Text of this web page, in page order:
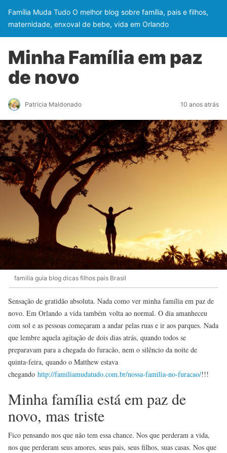
Família Muda Tudo O melhor blog sobre família, pais e filhos,
maternidade, enxoval de bebe, vida em Orlando
Minha Família em paz
de novo
Patrícia Maldonado 10 anos atrás
familia guia blog dicas filhos pais Brasil
Sensação de gratidão absoluta. Nada como ver minha família em paz de
novo. Em Orlando a vida também volta ao normal. O dia amanheceu
com sol e as pessoas começaram a andar pelas ruas e ir aos parques. Nada
que lembre aquela agitação de dois dias atrás, quando todos se
preparavam para a chegada do furacão, nem o silêncio da noite de
quinta-feira, quando o Matthew estava
chegando http://familiamudatudo.com.br/nossa-familia-no-furacao/!!!
Minha família está em paz de
novo, mas triste
Fico pensando nos que não tem essa chance. Nos que perderam a vida,
nos que perderam seus amores, seus pais, seus filhos, suas casas. Nos que